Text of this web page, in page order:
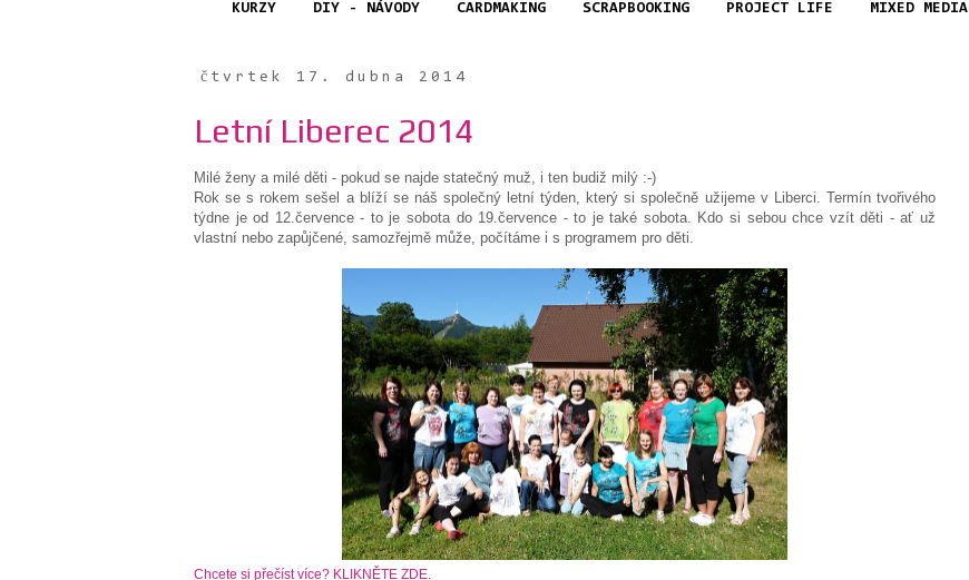
KURZY DIY - NÁVODY CARDMAKING SCRAPBOOKING PROJECT LIFE MIXED MEDIA
čtvrtek 17. dubna 2014
Letní Liberec 2014
Milé ženy a milé děti - pokud se najde statečný muž, i ten budiž milý :-)
Rok se s rokem sešel a blíží se náš společný letní týden, který si společně užijeme v Liberci. Termín tvořivého
týdne je od 12.července - to je sobota do 19.července - to je také sobota. Kdo si sebou chce vzít děti - ať už
vlastní nebo zapůjčené, samozřejmě může, počítáme i s programem pro děti.
Chcete si přečíst více? KLIKNĚTE ZDE.